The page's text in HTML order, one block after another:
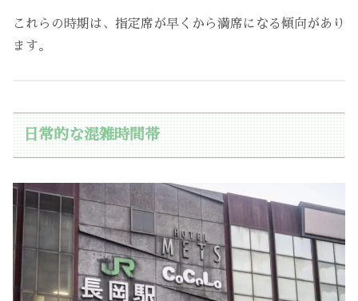
これらの時期は、指定席が早くから満席になる傾向があり
ます。
日常的な混雑時間帯